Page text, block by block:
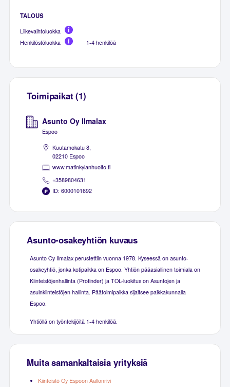
TALOUS
Liikevaihtoluokka
Henkilöstöluokka
1-4 henkilöä
Toimipaikat (1)
Asunto Oy Ilmalax
Espoo
Kuutamokatu 8,
02210 Espoo
www.matinkylanhuolto.fi
+3589804631
ID: 6000101692
Asunto-osakeyhtiön kuvaus
Asunto Oy Ilmalax perustettiin vuonna 1978. Kyseessä on asunto-
osakeyhtiö, jonka kotipaikka on Espoo. Yhtiön pääasiallinen toimiala on
Kiinteistöjenhallinta (Profinder) ja TOL-luokitus on Asuntojen ja
asuinkiinteistöjen hallinta. Päätoimipaikka sijaitsee paikkakunnalla
Espoo.
Yhtiöllä on työntekijöitä 1-4 henkilöä.
Muita samankaltaisia yrityksiä
Kiinteistö Oy Espoon Aallonrivi